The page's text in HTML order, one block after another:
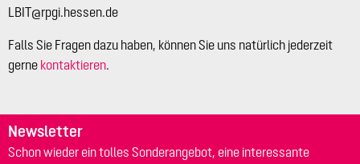
LBIT@rpgi.hessen.de
Falls Sie Fragen dazu haben, können Sie uns natürlich jederzeit
gerne kontaktieren.
Newsletter
Schon wieder ein tolles Sonderangebot, eine interessante